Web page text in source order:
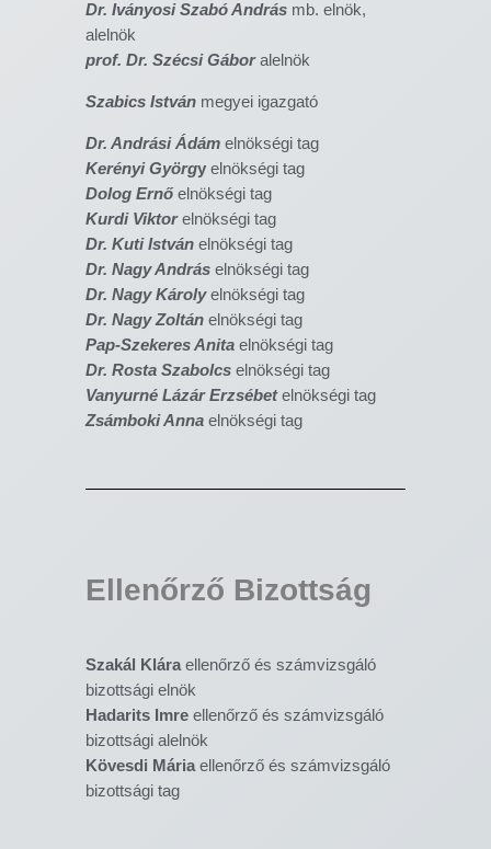
Dr. Iványosi Szabó András mb. elnök,
alelnök
prof. Dr. Szécsi Gáboralelnök
Szabics István megyei igazgató
Dr. Andrási Ádám elnökségi tag
Kerényi György elnökségi tag
Dolog Ernőelnökségi tag
Kurdi Viktorelnökségi tag
Dr. Kuti István elnökségi tag
Dr. Nagy András elnökségi tag
Dr. Nagy Károlyelnökségi tag
Dr. Nagy Zoltán elnökségi tag
Pap-Szekeres Anita elnökségi tag
Dr. Rosta Szabolcs elnökségi tag
Vanyurné Lázár Erzsébetelnökségi tag
Zsámboki Anna elnökségi tag
Ellenőrző Bizottság
Szakál Klára ellenőrző és számvizsgáló
bizottsági elnök
Hadarits Imre ellenőrző és számvizsgáló
bizottsági alelnök
Kövesdi Mária ellenőrző és számvizsgáló
bizottsági tag